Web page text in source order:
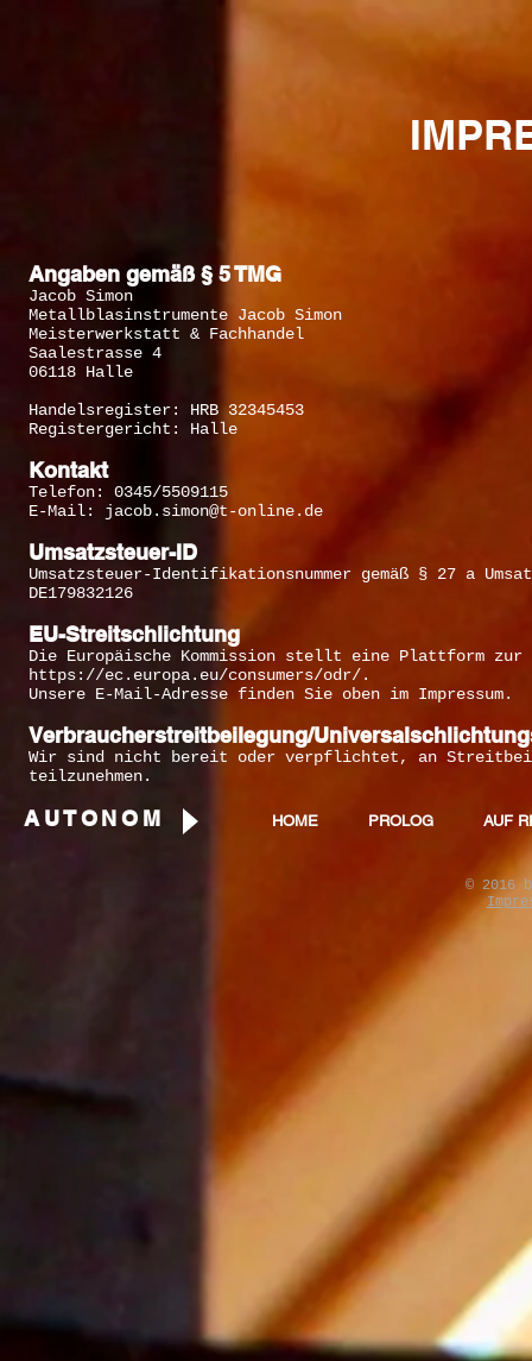
Angaben gemäß § 5 TMG
Jacob Simon
​Metallblasinstrumente Jacob Simon
Meisterwerkstatt & Fachhandel
Saalestrasse 4
06118 Halle
Handelsregister: HRB 32345453
Registergericht: Halle
Kontakt
Telefon: 0345/5509115
E-Mail: jacob.simon@t-online.de
Umsatzsteuer-ID
Umsatzsteuer-Identifikationsnummer gemäß § 27 a
DE179832126
EU-Streitschlichtung
Die Europäische Kommission stellt eine Plattform
https://ec.europa.eu/consumers/odr/.
Unsere E-Mail-Adresse finden Sie oben im Impressum.
Verbraucher­streit­beilegung/
Wir sind nicht bereit oder verpflichtet, an
teilzunehmen.
AUTONOM HOME PROLOG AUF
© 2016